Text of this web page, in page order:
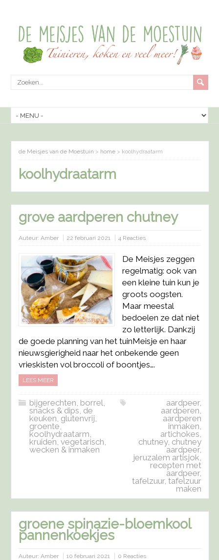
de Meisjes van de Moestuin > home > koolhydraatarm
koolhydraatarm
grove aardperen chutney
Auteur: Amber 22 februari 2021 4 Reacties
De Meisjes zeggen
regelmatig: ook van
een kleine tuin kun je
groots oogsten.
Maar meestal
bedoelen ze dat niet
zo letterlijk. Dankzij
de goede planning van het tuinMeisje en haar
nieuwsgierigheid naar het onbekende geen
vrieskisten vol broccoli of boontjes….
LEES MEER
bijgerechten borrel,
snacks & dips de
keuken glutenvrij
groente ,
koolhydraatarm
kruiden ,vegetarisch
wecken & inmaken
aardpeer,
aardperen
aardperen
inmaken
artichokes
chutney, chutney
aardpeer,
jeruzalem artisjok
recepten met
aardpeer,
tafelzuur, tafelzuur
maken
groene spinazie-bloemkool
pannenkoekjes
Auteur: Amber 10 februari 2021 0 Reacties